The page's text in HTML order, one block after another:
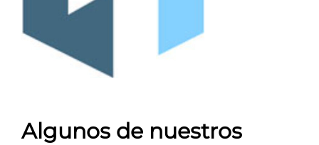
Algunos de nuestros